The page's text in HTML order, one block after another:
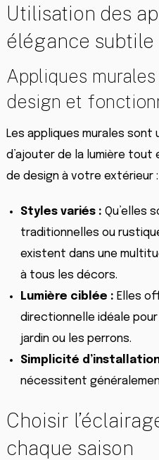
Utilisation des
élégance subtile
Appliques
design et
Les appliques murales sont
d’ajouter de la lumière
de design à votre extérieur :
Styles variés : Qu’elles
traditionnelles ou
existent dans une
à tous les décors.
Lumière ciblée : Elles
directionnelle idéale
jardin ou les perrons.
Simplicité
nécessitent
Choisir
chaque saison